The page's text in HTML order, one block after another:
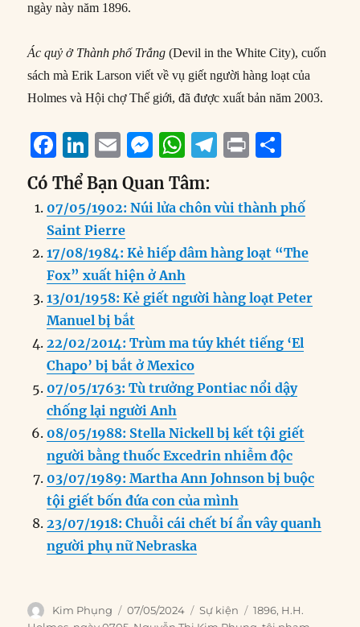
ngày này năm 1896.
Ác quỷ ở Thành phố Trắng (Devil in the White City), cuốn
sách mà Erik Larson viết về vụ giết người hàng loạt của
Holmes và Hội chợ Thế giới, đã được xuất bản năm 2003.
F
a
c
e
b
o
o
k
Li
n
k
e
d
I
n
E
m
ai
l
M
e
ss
e
n
g
er
W
h
at
s
A
p
p
T
e
g
r
m
P
n
t
a
re
Có Thể Bạn Quan Tâm:
07/05/1902: Núi lửa chôn vùi thành phố
Saint Pierre
17/08/1984: Kẻ hiếp dâm hàng loạt “The
Fox” xuất hiện ở Anh
13/01/1958: Kẻ giết người hàng loạt Peter
Manuel bị bắt
22/02/2014: Trùm ma túy khét tiếng ‘El
Chapo’ bị bắt ở Mexico
07/05/1763: Tù trưởng Pontiac nổi dậy
chống lại người Anh
08/05/1988: Stella Nickell bị kết tội giết
người bằng thuốc Excedrin nhiễm độc
03/07/1989: Martha Ann Johnson bị buộc
tội giết bốn đứa con của mình
23/07/1918: Chuỗi cái chết bí ẩn vây quanh
người phụ nữ Nebraska
Author
Kim Phụng
Posted
07/05/2024 Categories
Sự kiện Tags
1896, H.H.